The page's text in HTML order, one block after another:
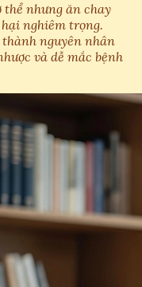
thể nhưng ăn chay
nghiêm trọng.
nguyên nhân
và dễ mắc bệnh